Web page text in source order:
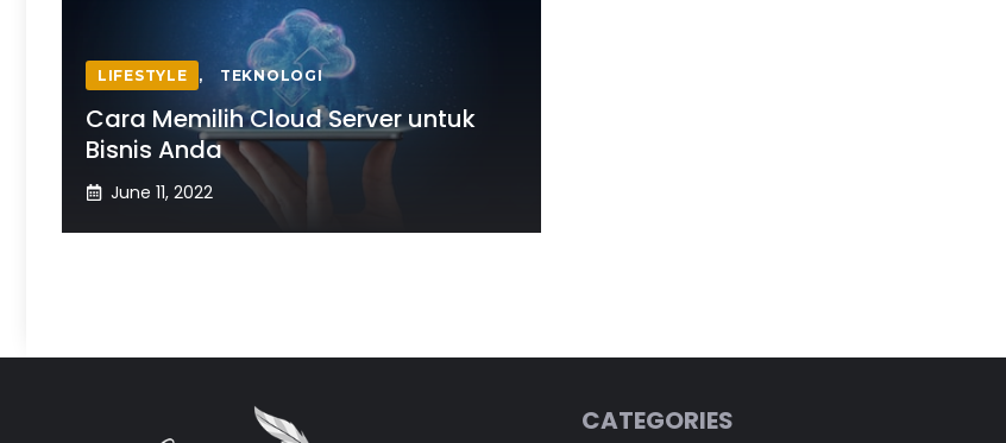
LIFESTYLE , TEKNOLOGI
Cara Memilih Cloud Server untuk
Bisnis Anda
June 11, 2022
CATEGORIES